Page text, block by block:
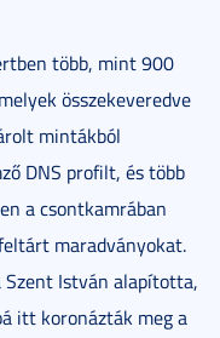
több, mint 900
összekeveredve
mintákból
DNS profilt, és több
a csontkamrában
maradványokat.
Szent István alapította,
itt koronázták meg a